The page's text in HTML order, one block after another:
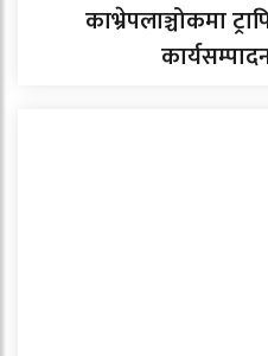
काभ्रेपलाञ्चोकमा